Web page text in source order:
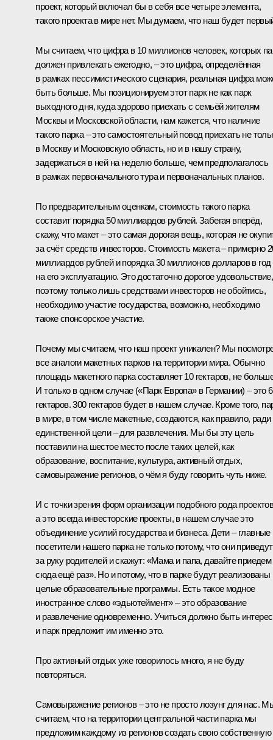
проект, который включал бы в себя все четыре элемента,
такого проекта в мире нет. Мы думаем, что наш будет
Мы считаем, что цифра в 10 миллионов человек, которых
должен привлекать ежегодно, – это цифра, определённая
в рамках пессимистического сценария, реальная цифра
быть больше. Мы позиционируем этот парк не как парк
выходного дня, куда здорово приехать с семьёй жителям
Москвы и Московской области, нам кажется, что наличие
такого парка – это самостоятельный повод приехать не
в Москву и Московскую область, но и в нашу страну,
задержаться в ней на неделю больше, чем предполагалось
в рамках первоначального тура и первоначальных планов.
По предварительным оценкам, стоимость такого парка
составит порядка 50 миллиардов рублей. Забегая вперёд,
скажу, что макет – это самая дорогая вещь, которая не
за счёт средств инвесторов. Стоимость макета – примерно
миллиардов рублей и порядка 30 миллионов долларов в год
на его эксплуатацию. Это достаточно дорогое удовольствие,
поэтому только лишь средствами инвесторов не обойтись,
необходимо участие государства, возможно, необходимо
также спонсорское участие.
Почему мы считаем, что наш проект уникален? Мы
все аналоги макетных парков на территории мира. Обычно
площадь макетного парка составляет 10 гектаров, не
И только в одном случае («Парк Европа» в Германии) – это
гектаров. 300 гектаров будет в нашем случае. Кроме того,
в мире, в том числе макетные, создаются, как правило, ради
единственной цели – для развлечения. Мы бы эту цель
поставили на шестое место после таких целей, как
образование, воспитание, культура, активный отдых,
самовыражение регионов, о чём я буду говорить чуть ниже.
И с точки зрения форм организации подобного рода
а это всегда инвесторские проекты, в нашем случае это
объединение усилий государства и бизнеса. Дети – главные
посетители нашего парка не только потому, что они приведут
за руку родителей и скажут: «Мама и папа, давайте приедем
сюда ещё раз». Но и потому, что в парке будут реализованы
целые образовательные программы. Есть такое модное
иностранное слово «эдьютеймент» – это образование
и развлечение одновременно. Учиться должно быть
и парк предложит им именно это.
Про активный отдых уже говорилось много, я не буду
повторяться.
Самовыражение регионов – это не просто лозунг для нас.
считаем, что на территории центральной части парка мы
предложим каждому из регионов создать свою собственную